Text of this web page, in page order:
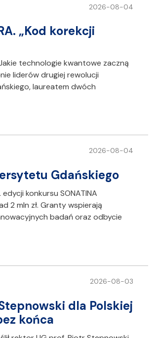
2026-08-04
„Kod korekcji
technologie kwantowe zaczną
liderów drugiej rewolucji
laureatem dwóch
2026-08-04
Gdańskiego
konkursu SONATINA
2 mln zł. Granty wspierają
badań oraz odbycie
2026-08-03
dla Polskiej
końca